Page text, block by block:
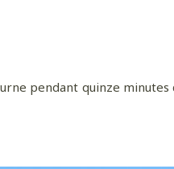
pendant quinze minutes